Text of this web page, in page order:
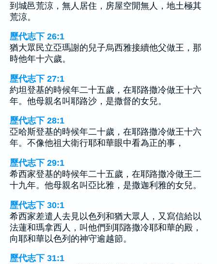
到城邑荒涼，無人居住，房屋空閒無人，地土極其
荒涼。
歷代志下 26:1
猶大眾民立亞瑪謝的兒子烏西雅接續他父做王，那
時他年十六歲。
歷代志下 27:1
約坦登基的時候年二十五歲，在耶路撒冷做王十六
年。他母親名叫耶路沙，是撒督的女兒。
歷代志下 28:1
亞哈斯登基的時候年二十歲，在耶路撒冷做王十六
年。不像他祖大衛行耶和華眼中看為正的事，
歷代志下 29:1
希西家登基的時候年二十五歲，在耶路撒冷做王二
十九年。他母親名叫亞比雅，是撒迦利雅的女兒。
歷代志下 30:1
希西家差遣人去見以色列和猶大眾人，又寫信給以
法蓮和瑪拿西人，叫他們到耶路撒冷耶和華的殿，
向耶和華以色列的神守逾越節。
歷代志下 31:1